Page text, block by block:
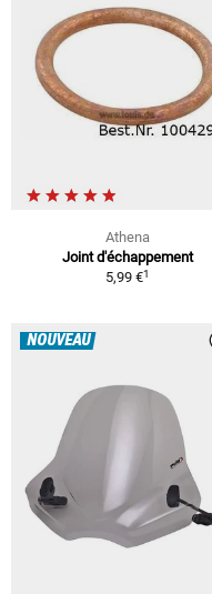
Athena
Joint d'échappement
5,99 €1
NOUVEAU